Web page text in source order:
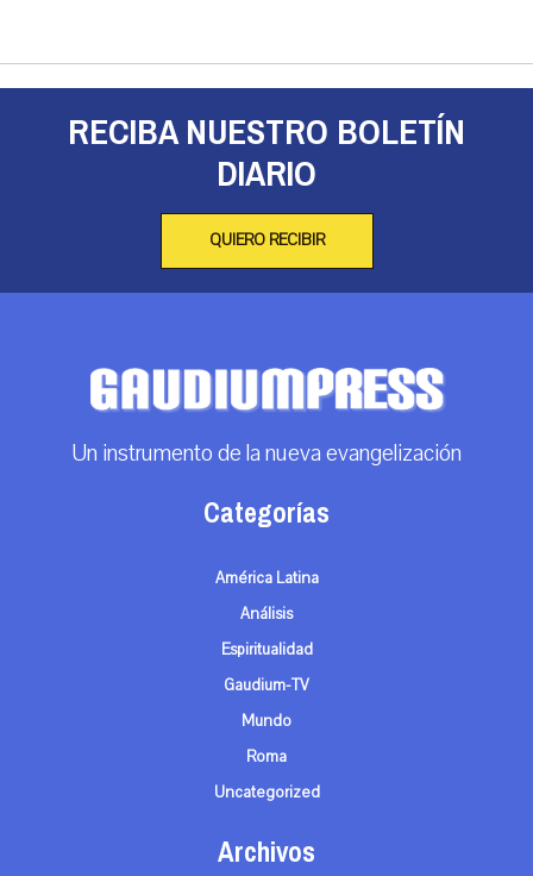
RECIBA NUESTRO BOLETÍN
DIARIO
QUIERO RECIBIR
Un instrumento de la nueva evangelización
Categorías
América Latina
Análisis
Espiritualidad
Gaudium-TV
Mundo
Roma
Uncategorized
Archivos